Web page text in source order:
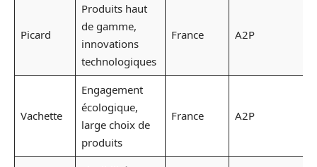
Picard
Produits haut
de gamme,
innovations
technologiques
France A2P
Vachette
Engagement
écologique,
large choix de
produits
France A2P